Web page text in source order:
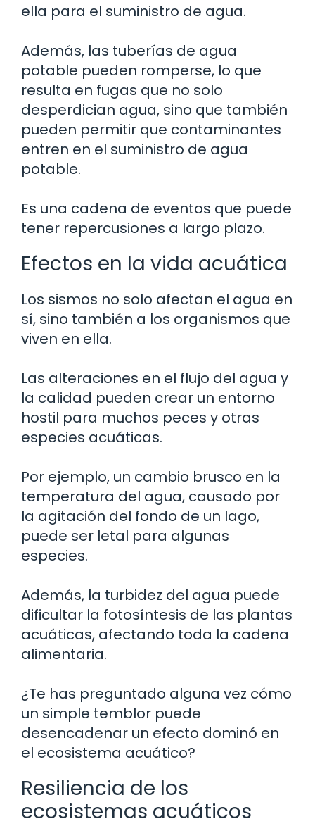
ella para el suministro de agua.
Además, las tuberías de agua
potable pueden romperse, lo que
resulta en fugas que no solo
desperdician agua, sino que también
pueden permitir que contaminantes
entren en el suministro de agua
potable.
Es una cadena de eventos que puede
tener repercusiones a largo plazo.
Efectos en la vida acuática
Los sismos no solo afectan el agua en
sí, sino también a los organismos que
viven en ella.
Las alteraciones en el flujo del agua y
la calidad pueden crear un entorno
hostil para muchos peces y otras
especies acuáticas.
Por ejemplo, un cambio brusco en la
temperatura del agua, causado por
la agitación del fondo de un lago,
puede ser letal para algunas
especies.
Además, la turbidez del agua puede
dificultar la fotosíntesis de las plantas
acuáticas, afectando toda la cadena
alimentaria.
¿Te has preguntado alguna vez cómo
un simple temblor puede
desencadenar un efecto dominó en
el ecosistema acuático?
Resiliencia de los
ecosistemas acuáticos